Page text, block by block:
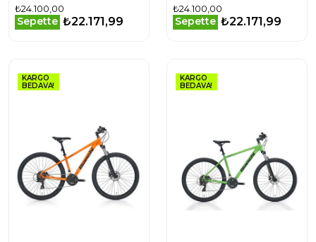
₺24.100,00
Sepette ₺22.171,99
₺24.100,00
Sepette ₺22.171,99
KARGO
BEDAVA!
KARGO
BEDAVA!